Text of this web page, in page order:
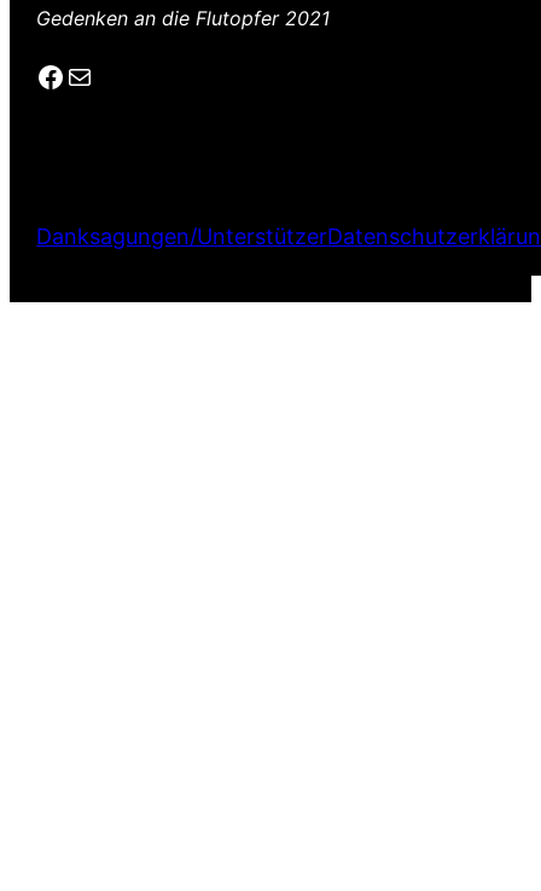
Gedenken an die Flutopfer 2021
Facebook
E-Mail
Danksagungen/Unterstützer